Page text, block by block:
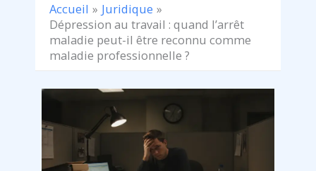
Accueil
Juridique
Dépression au travail : quand l’arrêt
maladie peut-il être reconnu comme
maladie professionnelle ?